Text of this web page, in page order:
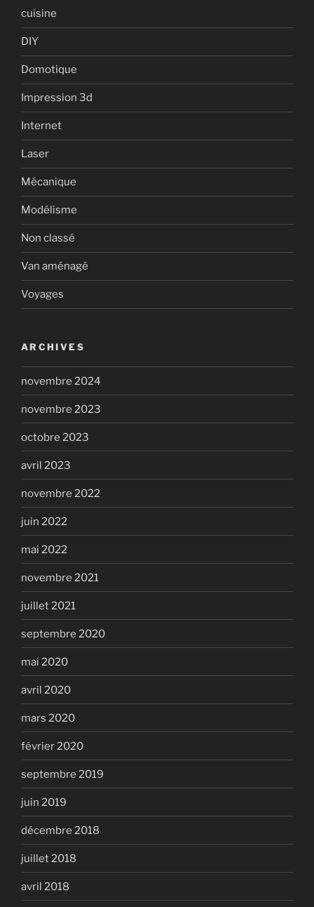
cuisine
DIY
Domotique
Impression 3d
Internet
Laser
Mécanique
Modélisme
Non classé
Van aménagé
Voyages
ARCHIVES
novembre 2024
novembre 2023
octobre 2023
avril 2023
novembre 2022
juin 2022
mai 2022
novembre 2021
juillet 2021
septembre 2020
mai 2020
avril 2020
mars 2020
février 2020
septembre 2019
juin 2019
décembre 2018
juillet 2018
avril 2018